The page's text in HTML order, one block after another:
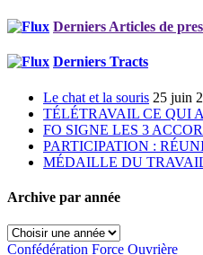
Derniers Articles de
Derniers Tracts
Le chat et la souris 25 juin
TÉLÉTRAVAIL CE QUI
FO SIGNE LES 3
PARTICIPATION :
MÉDAILLE DU
Archive par année
Confédération Force Ouvrière